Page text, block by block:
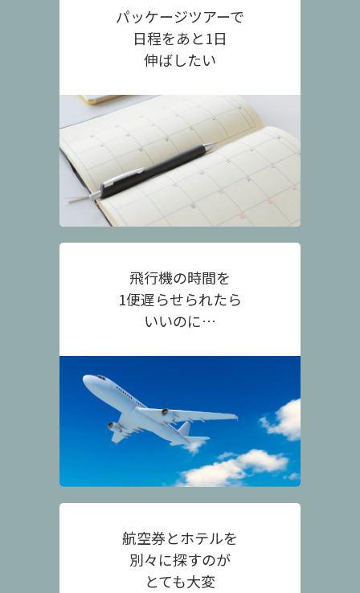
パッケージツアーで
日程をあと1日
伸ばしたい
飛行機の時間を
1便遅らせられたら
いいのに…
航空券とホテルを
別々に探すのが
とても大変